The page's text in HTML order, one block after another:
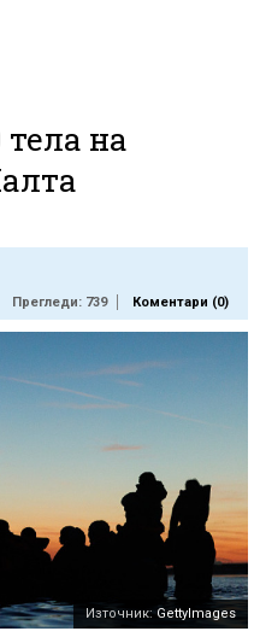
на
Прегледи: 739 Коментари (0)
Източник:GettyImages